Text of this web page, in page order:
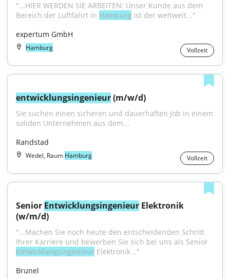
"...HIER WERDEN SIE ARBEITEN: Unser Kunde aus dem
Bereich der Luftfahrt in Hamburg ist der weltweit..."
expertum GmbH
Hamburg Vollzeit
entwicklungsingenieur (m/w/d)
Sie suchen einen sicheren und dauerhaften Job in einem
soliden Unternehmen aus dem...
Randstad
Wedel, Raum Hamburg Vollzeit
Senior Entwicklungsingenieur Elektronik
(w/m/d)
"...Machen Sie noch heute den entscheidenden Schritt
Entwicklungsingenieur Elektronik..."
Brunel